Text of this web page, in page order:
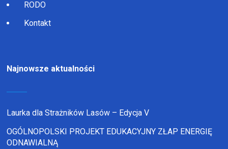
RODO
Kontakt
Najnowsze aktualności
Laurka dla Strażników Lasów – Edycja V
OGÓLNOPOLSKI PROJEKT EDUKACYJNY ZŁAP ENERGIĘ
ODNAWIALNĄ